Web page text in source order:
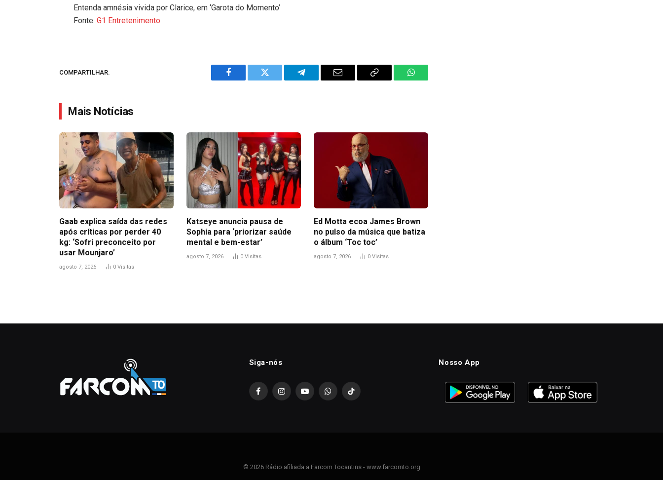
Entenda amnésia vivida por Clarice, em ‘Garota do Momento’
Fonte:G1 Entretenimento
COMPARTILHAR.
Facebook Twitter Telegram Email
Copy
WhatsApp
Mais Notícias
Gaab explica saída das redes
após críticas por perder 40
kg: ‘Sofri preconceito por
usar Mounjaro’
agosto 7, 2026 0 Visitas
Katseye anuncia pausa de
Sophia para ‘priorizar saúde
mental e bem-estar’
agosto 7, 2026 0 Visitas
Ed Motta ecoa James Brown
no pulso da música que batiza
o álbum ‘Toc toc’
agosto 7, 2026 0 Visitas
Siga-nós
FacebookInstagramYouTubeWhatsAppTikTok
Nosso App
© 2026 Rádio afiliada a Farcom Tocantins - www.farcomto.org